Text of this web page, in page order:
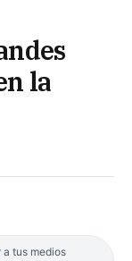
la
a tus medios